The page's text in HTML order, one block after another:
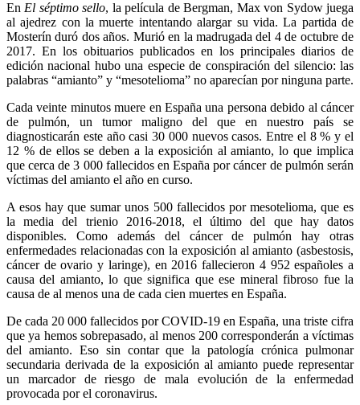
En El séptimo sello, la película de Bergman, Max von Sydow juega
al ajedrez con la muerte intentando alargar su vida. La partida de
Mosterín duró dos años. Murió en la madrugada del 4 de octubre de
2017. En los obituarios publicados en los principales diarios de
edición nacional hubo una especie de conspiración del silencio: las
palabras “amianto” y “mesotelioma” no aparecían por ninguna parte.
Cada veinte minutos muere en España una persona debido al cáncer
de pulmón, un tumor maligno del que en nuestro país se
diagnosticarán este año casi 30 000 nuevos casos. Entre el 8 % y el
12 % de ellos se deben a la exposición al amianto, lo que implica
que cerca de 3 000 fallecidos en España por cáncer de pulmón serán
víctimas del amianto el año en curso.
A esos hay que sumar unos 500 fallecidos por mesotelioma, que es
la media del trienio 2016-2018, el último del que hay datos
disponibles. Como además del cáncer de pulmón hay otras
enfermedades relacionadas con la exposición al amianto (asbestosis,
cáncer de ovario y laringe), en 2016 fallecieron 4 952 españoles a
causa del amianto, lo que significa que ese mineral fibroso fue la
causa de al menos una de cada cien muertes en España.
De cada 20 000 fallecidos por COVID-19 en España, una triste cifra
que ya hemos sobrepasado, al menos 200 corresponderán a víctimas
del amianto. Eso sin contar que la patología crónica pulmonar
secundaria derivada de la exposición al amianto puede representar
un marcador de riesgo de mala evolución de la enfermedad
provocada por el coronavirus.